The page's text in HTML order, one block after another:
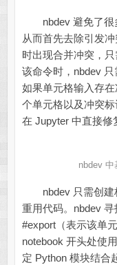
nbdev 避免了很
从而首先去除引发
时出现合并冲突，
该命令时，nbdev
如果单元格输入存
个单元格以及冲突
在 Jupyter 中直接修
nbdev 中
nbdev 只需创建
重用代码。nbdev
#export（表示该单
notebook 开头处使
定 Python 模块结合